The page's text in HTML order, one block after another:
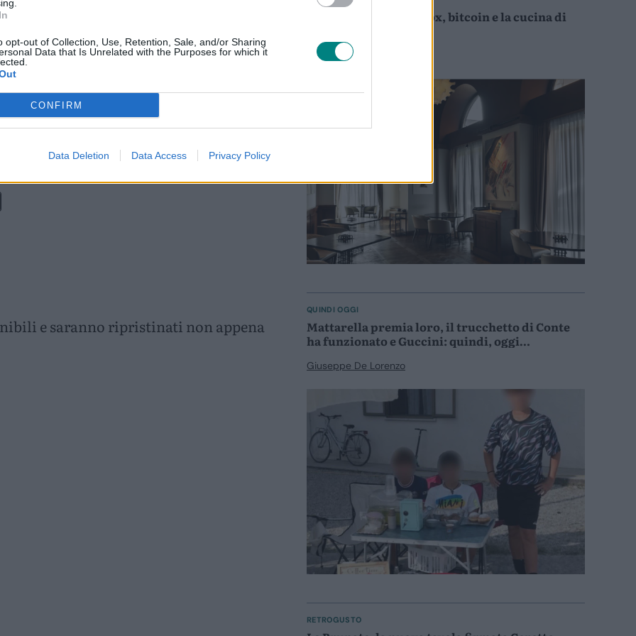
opt-out of Collection, Use, Retention, Sale, and/or Sharing
Data that Is Unrelated with the Purposes for which it
CONFIRM
Data Deletion Data Access Privacy Policy
racconta anche come l'agricoltura
Amica nel mondo attraverso
alle idee che guardano al futuro:
smartphone e migliorare la
sempre più hi-tech, capace di
economico.
e saranno ripristinati non appena
Pipero: Rubik, juke-box, bitcoin e la cucina di
Andrea Cuomo
QUINDI OGGI
Mattarella premia loro, il trucchetto di Conte
ha funzionato e Guccini: quindi, oggi…
Giuseppe De Lorenzo
RETROGUSTO